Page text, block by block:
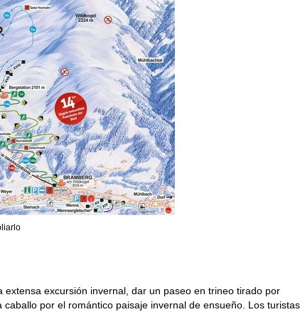
excursión invernal, dar un paseo en trineo tirado por
por el romántico paisaje invernal de ensueño. Los turistas